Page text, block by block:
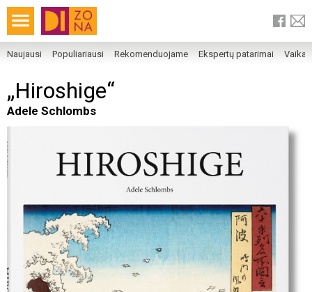
Naujausi Populiariausi Rekomenduojame Ekspertų patarimai
„Hiroshige“
Adele Schlombs